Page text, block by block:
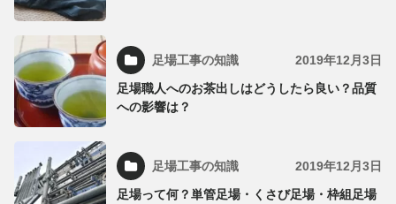
足場工事の知識 2019年12月3日
足場職人へのお茶出しはどうしたら良い？品質
への影響は？
足場工事の知識 2019年12月3日
足場って何？単管足場・くさび足場・枠組足場